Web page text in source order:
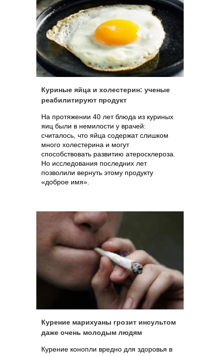
нейронов.
Куриные яйца и холестерин: ученые
реабилитируют продукт
На протяжении 40 лет блюда из куриных
яиц были в немилости у врачей:
считалось, что яйца содержат слишком
много холестерина и могут
способствовать развитию атеросклероза.
Но исследования последних лет
позволили вернуть этому продукту
«доброе имя».
Курение марихуаны грозит инсультом
даже очень молодым людям
Курение конопли вредно для здоровья в